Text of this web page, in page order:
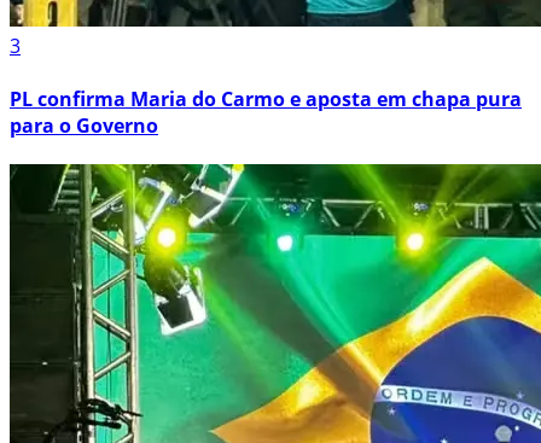
3
PL confirma Maria do Carmo e aposta em chapa pura
para o Governo